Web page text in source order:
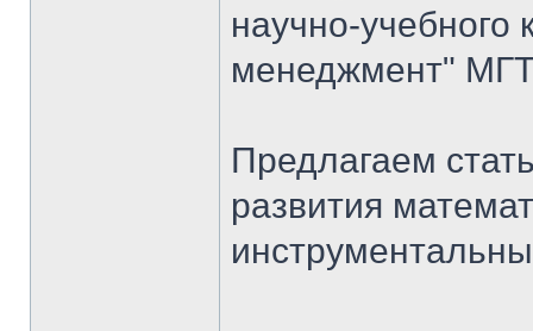
научно-
менеджмент"
Предлагаем
развития